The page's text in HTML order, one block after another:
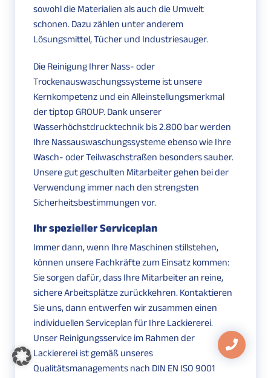
sowohl die Materialien als auch die Umwelt
schonen. Dazu zählen unter anderem
Lösungsmittel, Tücher und Industriesauger.
Die Reinigung Ihrer Nass- oder
Trockenauswaschungssysteme ist unsere
Kernkompetenz und ein Alleinstellungsmerkmal
der tiptop GROUP. Dank unserer
Wasserhöchstdrucktechnik bis 2.800 bar werden
Ihre Nassauswaschungssysteme ebenso wie Ihre
Wasch- oder Teilwaschstraßen besonders sauber.
Unsere gut geschulten Mitarbeiter gehen bei der
Verwendung immer nach den strengsten
Sicherheitsbestimmungen vor.
Ihr spezieller Serviceplan
Immer dann, wenn Ihre Maschinen stillstehen,
können unsere Fachkräfte zum Einsatz kommen:
Sie sorgen dafür, dass Ihre Mitarbeiter an reine,
sichere Arbeitsplätze zurückkehren. Kontaktieren
Sie uns, dann entwerfen wir zusammen einen
individuellen Serviceplan für Ihre Lackiererei.
Unser Reinigungsservice im Rahmen der
Lackiererei ist gemäß unseres
Qualitätsmanagements nach DIN EN ISO 9001